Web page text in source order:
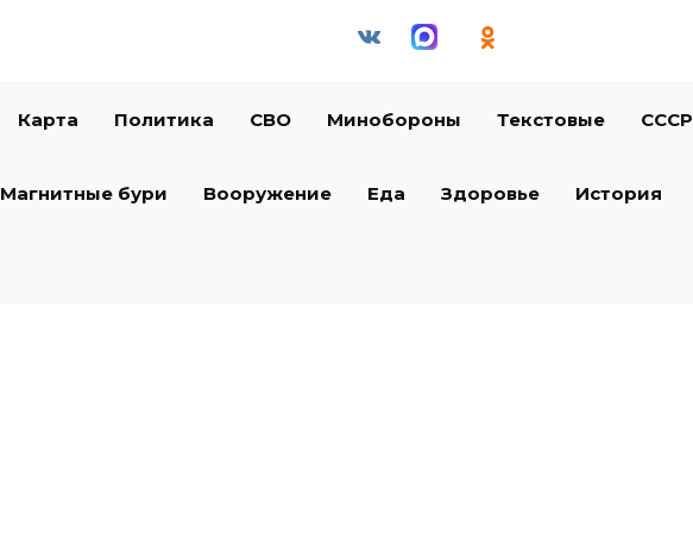
Карта Политика СВО Минобороны Текстовые СССР
Магнитные бури Вооружение Еда Здоровье История